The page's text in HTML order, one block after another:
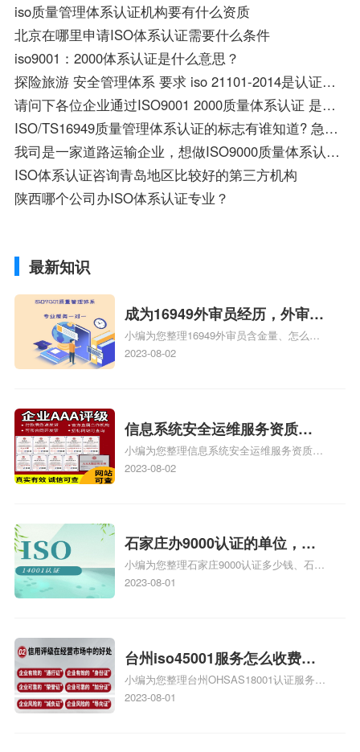
iso质量管理体系认证机构要有什么资质
北京在哪里申请ISO体系认证需要什么条件
iso9001：2000体系认证是什么意思？
探险旅游 安全管理体系 要求 iso 21101-2014是认证标准吗
请问下各位企业通过ISO9001 2000质量体系认证 是不是也算通过了医疗器械的13485的认证是不是也包含了
ISO/TS16949质量管理体系认证的标志有谁知道? 急用!谢谢了!
我司是一家道路运输企业，想做ISO9000质量体系认证，望大家推荐行业知名的认证及咨询公司。
ISO体系认证咨询青岛地区比较好的第三方机构
陕西哪个公司办ISO体系认证专业？
最新知识
成为16949外审员经历，外审员
16949
小编为您整理16949外审员含金量、怎么才
能成为注册的TS16949:2009的外审员、我
2023-08-02
信息系统安全运维服务资质二
级费用，信息系统安全运维服
务资质二级
小编为您整理信息系统安全运维服务资质认
证证书机构有哪些、安全运维服务资质的费
体系认证知识，详情可查看下方正文！
2023-08-02
石家庄办9000认证的单位，石
家庄9000认证的公司
小编为您整理石家庄9000认证多少钱、石家
庄9000认证价格多少钱、石家庄9000认证
2023-08-01
台州iso45001服务怎么收费，
台州iso45001认证服务怎么收
费
小编为您整理台州OHSAS18001认证服务中
心哪家收费便宜、台州ISO9000认证，哪个
2023-08-01